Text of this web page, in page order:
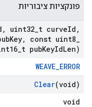
פונקציות ציבוריות
, uint32 t curveId ,
Key, const uint8
t pubKeyIdLen)
WEAVE_ERROR
Clear(void)
void